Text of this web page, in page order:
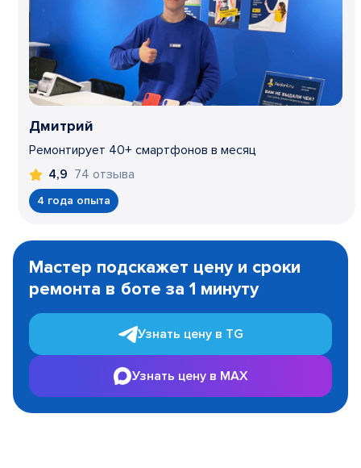
Дмитрий
Ремонтирует 40+ смартфонов в месяц
4,9 74 отзыва
4 года опыта
1
Мастер подскажет цену и сроки
ремонта в боте за 1 минуту
Узнать цену в TG
Узнать цену в MAX